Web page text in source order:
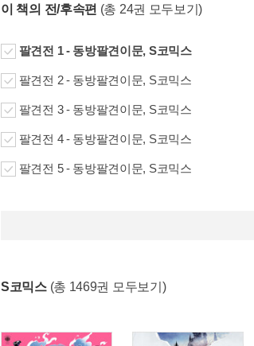
이 책의 전/후속편 (총 24권 모두보기)
팔견전 1 - 동방팔견이문, S코믹스
팔견전 2 - 동방팔견이문, S코믹스
팔견전 3 - 동방팔견이문, S코믹스
팔견전 4 - 동방팔견이문, S코믹스
팔견전 5 - 동방팔견이문, S코믹스
S코믹스 (총 1469권 모두보기)